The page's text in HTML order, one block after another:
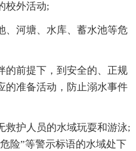
校外活动;
、河塘、水库、蓄水池等危
的前提下，到安全的、正规
的准备活动，防止溺水事件
救护人员的水域玩耍和游泳;
险”等警示标语的水域处下